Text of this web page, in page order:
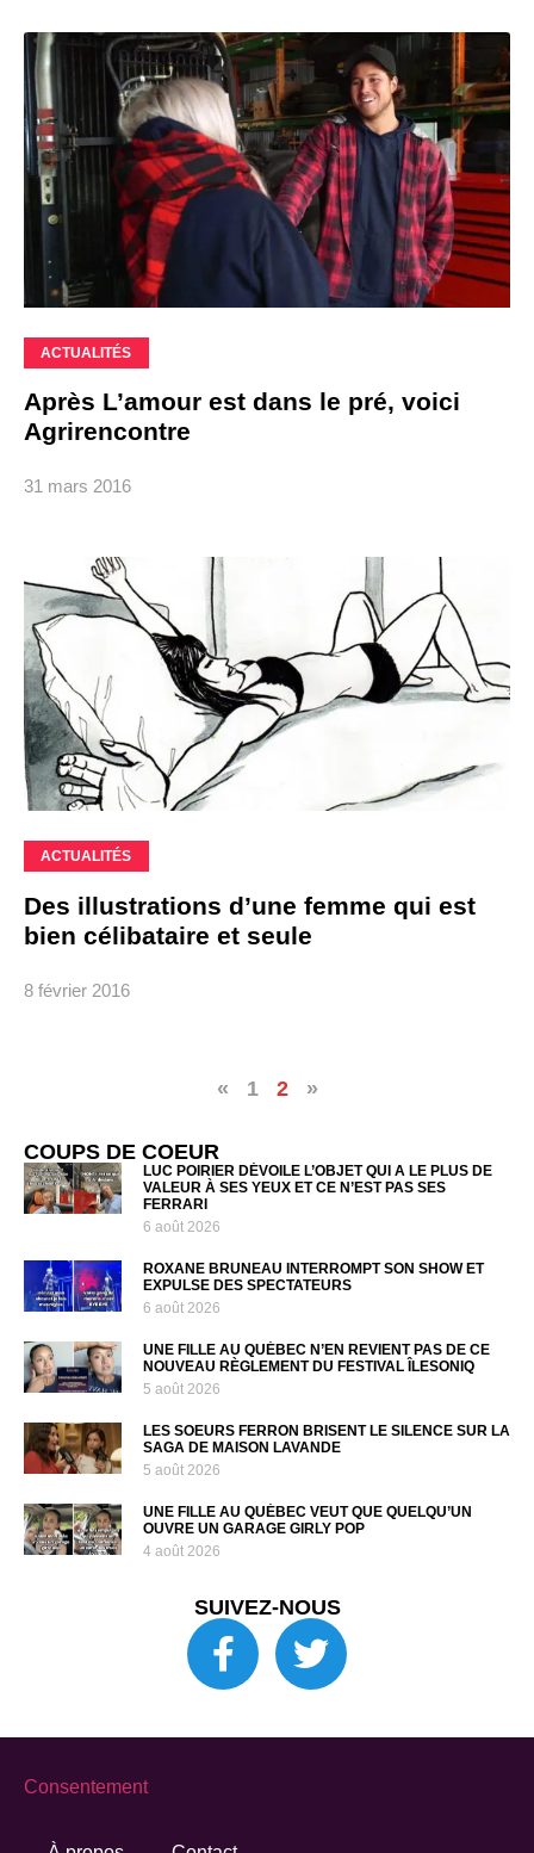
ACTUALITÉS
Après L’amour est dans le pré, voici
Agrirencontre
31 mars 2016
ACTUALITÉS
Des illustrations d’une femme qui est
bien célibataire et seule
8 février 2016
« 1 2 »
COUPS DE COEUR
LUC POIRIER DÉVOILE L’OBJET QUI A LE PLUS DE
VALEUR À SES YEUX ET CE N’EST PAS SES
FERRARI
6 août 2026
ROXANE BRUNEAU INTERROMPT SON SHOW ET
EXPULSE DES SPECTATEURS
6 août 2026
UNE FILLE AU QUÉBEC N’EN REVIENT PAS DE CE
NOUVEAU RÈGLEMENT DU FESTIVAL ÎLESONIQ
5 août 2026
LES SOEURS FERRON BRISENT LE SILENCE SUR LA
SAGA DE MAISON LAVANDE
5 août 2026
UNE FILLE AU QUÉBEC VEUT QUE QUELQU’UN
OUVRE UN GARAGE GIRLY POP
4 août 2026
SUIVEZ-NOUS
Consentement